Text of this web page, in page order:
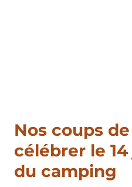
Nos coups
célébrer le
du camping